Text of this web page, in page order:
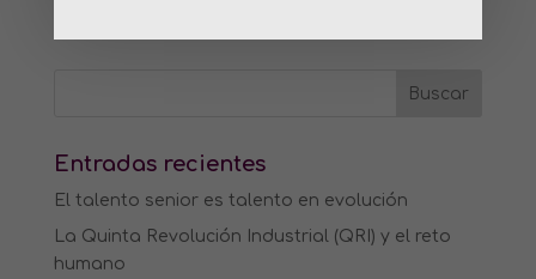
Entradas recientes
El talento senior es talento en evolución
La Quinta Revolución Industrial (QRI) y el reto
humano